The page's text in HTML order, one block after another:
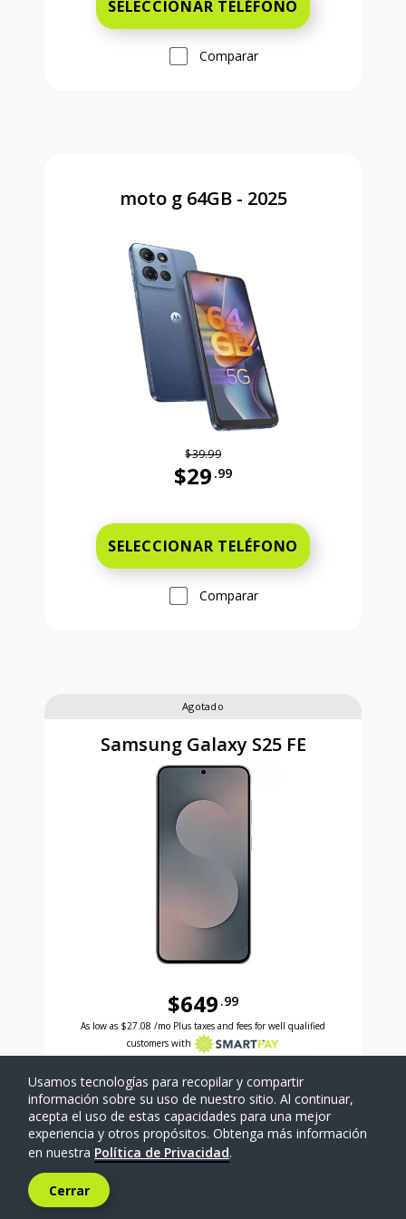
SELECCIONAR TELÉFONO
Comparar
moto g 64GB - 2025
$39.99
$29 .99
SELECCIONAR TELÉFONO
Comparar
Agotado
Samsung Galaxy S25 FE
$649 .99
Antes el precio era 649 dollars and 99 cents
As low as $27.08 /mo Plus taxes and fees for well qualified
customers with
SELECCIONAR TELÉFONO
Comparar
Usamos tecnologías para recopilar y compartir
información sobre su uso de nuestro sitio. Al continuar,
acepta el uso de estas capacidades para una mejor
experiencia y otros propósitos. Obtenga más información
en nuestra Política de Privacidad.
Cerrar